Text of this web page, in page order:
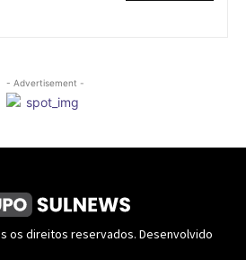
- Advertisement -
os direitos reservados. Desenvolvido